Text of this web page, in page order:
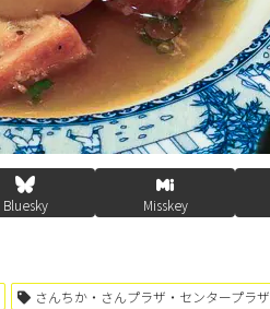
Bluesky Misskey
さんちか・さんプラザ・センタープラザ